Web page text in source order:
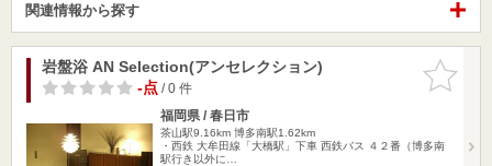
関連情報から探す
お気に入
りに追加
岩盤浴 AN Selection(アンセレクション)
-点/ 0 件
福岡県 / 春日市
茶山駅9.16km 博多南駅1.62km
・西鉄 大牟田線「大橋駅」下車 西鉄バス ４２番（博多南
駅行き以外に…